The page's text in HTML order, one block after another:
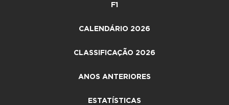
F1
CALENDÁRIO 2026
CLASSIFICAÇÃO 2026
ANOS ANTERIORES
ESTATÍSTICAS